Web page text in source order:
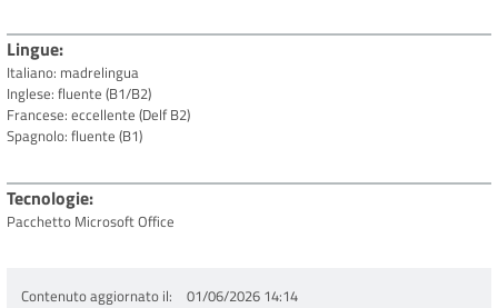
Lingue
Italiano: madrelingua
Inglese: fluente (B1/B2)
Francese: eccellente (Delf B2)
Spagnolo: fluente (B1)
Tecnologie
Pacchetto Microsoft Office
Contenuto aggiornato il 01/06/2026 14:14